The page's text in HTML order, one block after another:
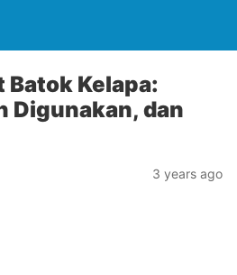
Kelapa:
Digunakan, dan
3 years ago